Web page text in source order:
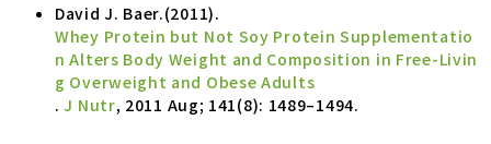
David J. Baer.(2011).
Whey Protein but Not Soy Protein Supplementatio
n Alters Body Weight and Composition in Free-Livin
g Overweight and Obese Adults
.J Nutr, 2011 Aug; 141(8): 1489–1494.